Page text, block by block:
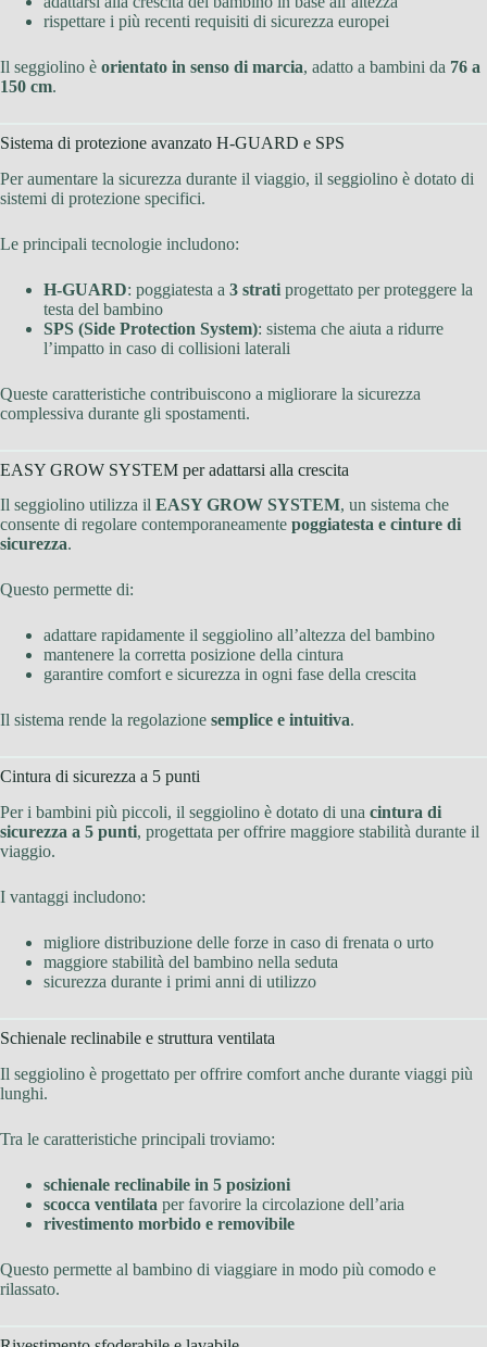
rispettare i più recenti requisiti di sicurezza europei
Il seggiolino è orientato in senso di marcia, adatto a bambini da 76 a
150 cm.
Sistema di protezione avanzato H-GUARD e SPS
Per aumentare la sicurezza durante il viaggio, il seggiolino è dotato di
sistemi di protezione specifici.
Le principali tecnologie includono:
H-GUARD: poggiatesta a 3 strati progettato per proteggere la
testa del bambino
SPS (Side Protection System): sistema che aiuta a ridurre
l’impatto in caso di collisioni laterali
Queste caratteristiche contribuiscono a migliorare la sicurezza
complessiva durante gli spostamenti.
EASY GROW SYSTEM per adattarsi alla crescita
Il seggiolino utilizza il EASY GROW SYSTEM, un sistema che
consente di regolare contemporaneamente poggiatesta e cinture di
sicurezza.
Questo permette di:
adattare rapidamente il seggiolino all’altezza del bambino
mantenere la corretta posizione della cintura
garantire comfort e sicurezza in ogni fase della crescita
Il sistema rende la regolazione semplice e intuitiva.
Cintura di sicurezza a 5 punti
Per i bambini più piccoli, il seggiolino è dotato di una cintura di
sicurezza a 5 punti, progettata per offrire maggiore stabilità durante il
viaggio.
I vantaggi includono:
migliore distribuzione delle forze in caso di frenata o urto
maggiore stabilità del bambino nella seduta
sicurezza durante i primi anni di utilizzo
Schienale reclinabile e struttura ventilata
Il seggiolino è progettato per offrire comfort anche durante viaggi più
lunghi.
Tra le caratteristiche principali troviamo:
schienale reclinabile in 5 posizioni
scocca ventilata per favorire la circolazione dell’aria
rivestimento morbido e removibile
Questo permette al bambino di viaggiare in modo più comodo e
rilassato.